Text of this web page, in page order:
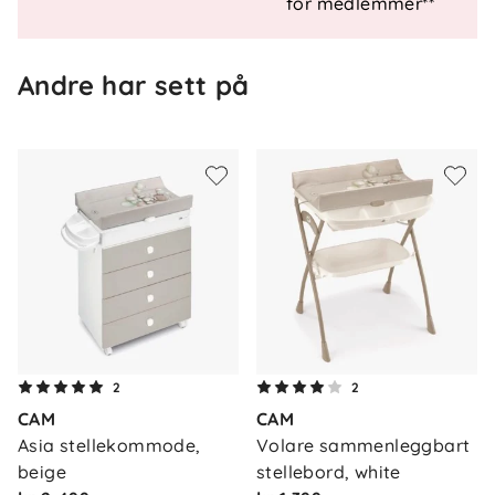
Andre har sett på
2
CAM
Asia stellekommode,
beige
2
CAM
Volare sammenleggbart
stellebord, white
Om oss
Våre butikker
Vårt samfunnsansvar
Kontakt oss
Frakt og levering
Retur og reklamasjon